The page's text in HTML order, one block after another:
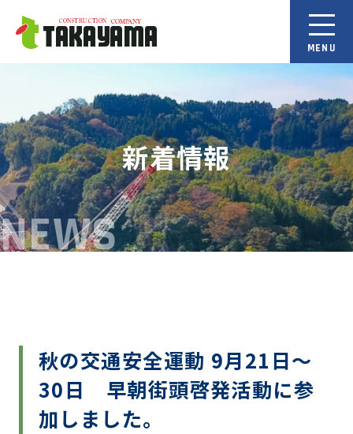
新着情報
NEWS
秋の交通安全運動 9月21日～
30日 早朝街頭啓発活動に参
加しました。